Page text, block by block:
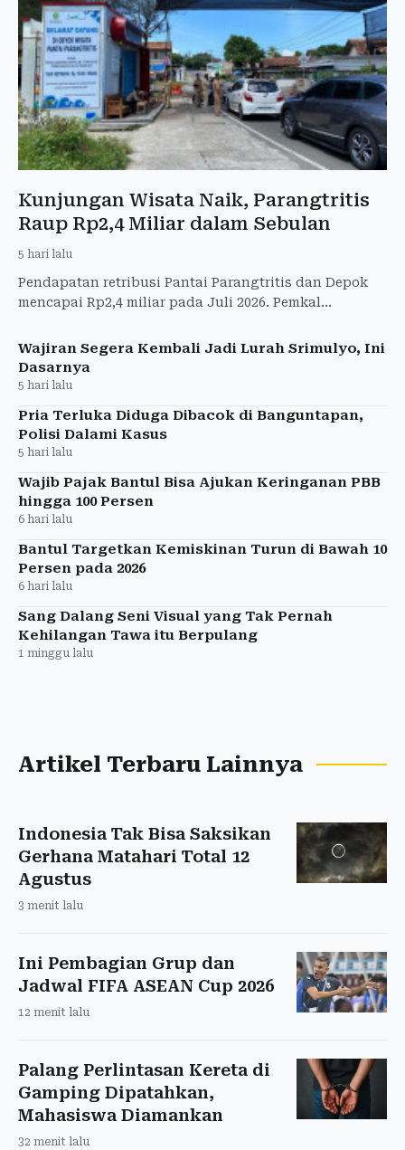
Kunjungan Wisata Naik, Parangtritis
Raup Rp2,4 Miliar dalam Sebulan
5 hari lalu
Pendapatan retribusi Pantai Parangtritis dan Depok
mencapai Rp2,4 miliar pada Juli 2026. Pemkal
target PAD wisa
Wajiran Segera Kembali Jadi Lurah Srimulyo, Ini
Dasarnya
5 hari lalu
Pria Terluka Diduga Dibacok di Banguntapan,
Polisi Dalami Kasus
5 hari lalu
Wajib Pajak Bantul Bisa Ajukan Keringanan PBB
hingga 100 Persen
6 hari lalu
Bantul Targetkan Kemiskinan Turun di Bawah 10
Persen pada 2026
6 hari lalu
Sang Dalang Seni Visual yang Tak Pernah
Kehilangan Tawa itu Berpulang
1 minggu lalu
Artikel Terbaru Lainnya
Indonesia Tak Bisa Saksikan
Gerhana Matahari Total 12
Agustus
3 menit lalu
Ini Pembagian Grup dan
Jadwal FIFA ASEAN Cup 2026
12 menit lalu
Palang Perlintasan Kereta di
Gamping Dipatahkan,
Mahasiswa Diamankan
32 menit lalu